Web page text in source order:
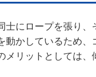
士にロープを張り
動かしているため
メリットとしては